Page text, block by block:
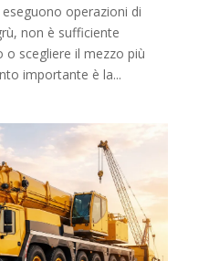
operazioni di
non è sufficiente
o scegliere il mezzo più
importante è la...